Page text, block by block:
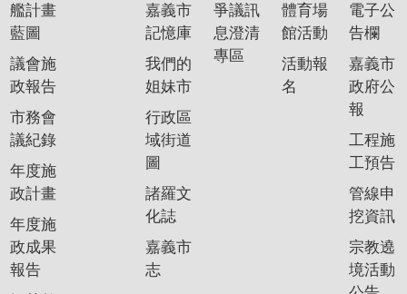
艦計畫
藍圖
議會施
政報告
市務會
議紀錄
年度施
政計畫
年度施
政成果
報告
嘉義市
記憶庫
我們的
姐妹市
行政區
域街道
圖
諸羅文
化誌
嘉義市
志
爭議訊
息澄清
專區
體育場
館活動
活動報
名
電子公
告欄
嘉義市
政府公
報
工程施
工預告
管線申
挖資訊
宗教遶
境活動